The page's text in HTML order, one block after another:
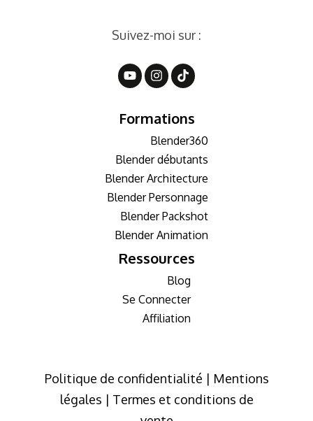
Suivez-moi sur :
Formations
Blender360
Blender débutants
Blender Architecture
Blender Personnage
Blender Packshot
Blender Animation
Ressources
Blog
Se Connecter
Affiliation
Politique de confidentialité | Mentions
légales | Termes et conditions de